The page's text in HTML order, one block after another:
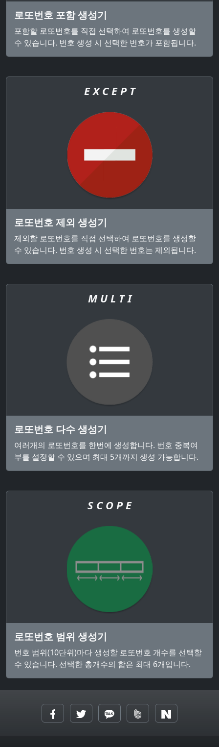
로또번호 포함 생성기
포함할 로또번호를 직접 선택하여 로또번호를 생성할
수 있습니다. 번호 생성 시 선택한 번호가 포함됩니다.
E X C E P T
로또번호 제외 생성기
제외할 로또번호를 직접 선택하여 로또번호를 생성할
수 있습니다. 번호 생성 시 선택한 번호는 제외됩니다.
M U L T I
로또번호 다수 생성기
여러개의 로또번호를 한번에 생성합니다. 번호 중복여
부를 설정할 수 있으며 최대 5개까지 생성 가능합니다.
S C O P E
로또번호 범위 생성기
번호 범위(10단위)마다 생성할 로또번호 개수를 선택할
수 있습니다. 선택한 총개수의 합은 최대 6개입니다.